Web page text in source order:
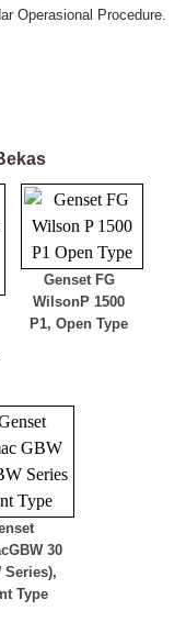
Operasional Procedure.
Genset FG
WilsonP 1500
P1, Open Type
GBW 30
Series),
Type